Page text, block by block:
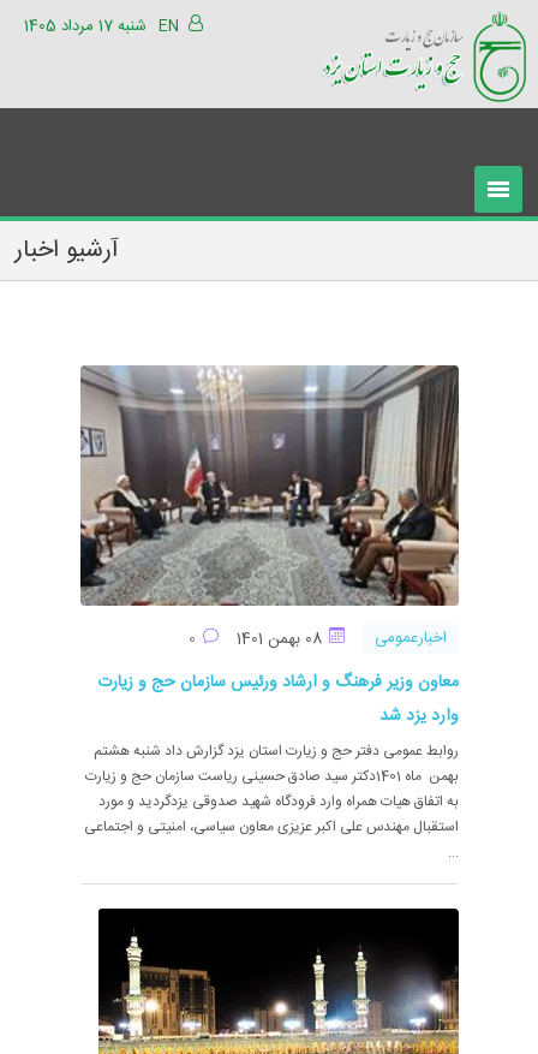
شنبه 17 مرداد 1405 EN
آرشیو اخبار
اخبارعمومی 08 بهمن 1401
معاون وزیر فرهنگ و ارشاد ورئیس سازمان حج و زیارت
وارد یزد شد
روابط عمومی دفتر حج و زیارت استان یزد گزارش داد شنبه هشتم
بهمن ماه 1401دکتر سید صادق حسینی ریاست سازمان حج و زیارت
به اتفاق هیات همراه وارد فرودگاه شهید صدوقی یزدگردید و مورد
استقبال مهندس علی اکبر عزیزی معاون سیاسی، امنیتی و اجتماعی
...